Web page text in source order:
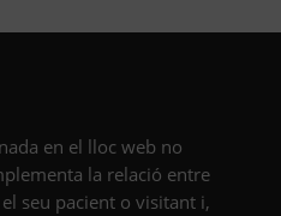
en el lloc web no
la relació entre
seu pacient o visitant i,